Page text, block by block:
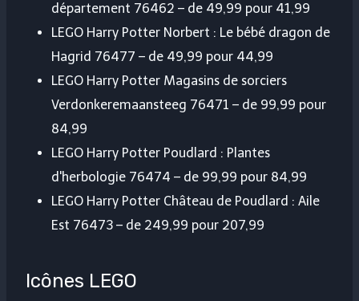
département 76462 – de 49,99 pour 41,99
LEGO Harry Potter Norbert : Le bébé dragon de
Hagrid 76477 – de 49,99 pour 44,99
LEGO Harry Potter Magasins de sorciers
Verdonkeremaansteeg 76471 – de 99,99 pour
84,99
LEGO Harry Potter Poudlard : Plantes
d'herbologie 76474 – de 99,99 pour 84,99
LEGO Harry Potter Château de Poudlard : Aile
Est 76473 – de 249,99 pour 207,99
Icônes LEGO